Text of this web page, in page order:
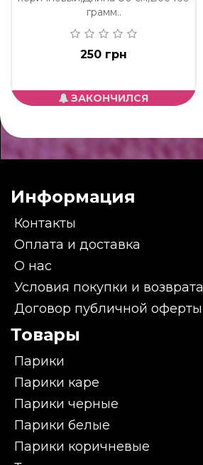
грамм..
250 грн
ЗАКОНЧИЛСЯ
Информация
Контакты
Оплата и доставка
О нас
Условия покупки и возврата
Договор публичной оферты
Товары
Парики
Парики каре
Парики черные
Парики белые
Парики коричневые